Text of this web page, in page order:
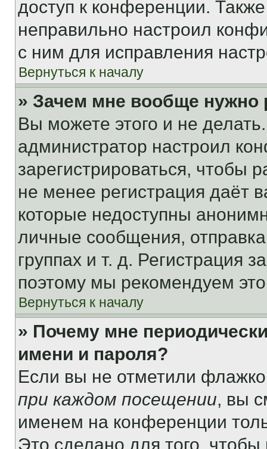
доступ к конференции.
неправильно настроил
с ним для исправления
Вернуться к началу
» Зачем мне вообще нужно
Вы можете этого и не
администратор настроил
зарегистрироваться, чтобы
не менее регистрация даёт
которые недоступны
личные сообщения,
группах и т. д. Регистрация
поэтому мы рекомендуем
Вернуться к началу
» Почему мне
имени и пароля?
Если вы не отметили
при каждом посещении, вы
именем на конференции
Это сделано для того, чтобы